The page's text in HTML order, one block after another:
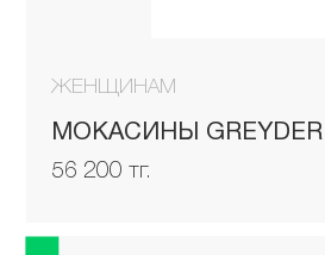
ЖЕНЩИНАМ
МОКАСИНЫ GREYDER
56 200 тг.